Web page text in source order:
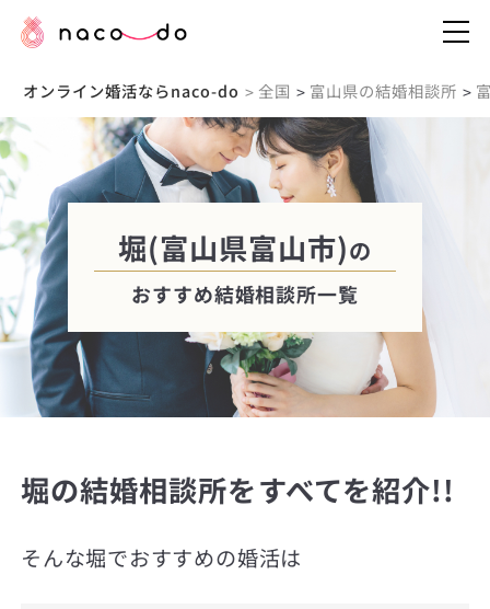
オンライン婚活ならnaco-do > 全国 > 富山県の結婚相談所 >
堀(富山県富山市)の
おすすめ結婚相談所一覧
堀の結婚相談所をすべてを紹介!!
そんな堀でおすすめの婚活は